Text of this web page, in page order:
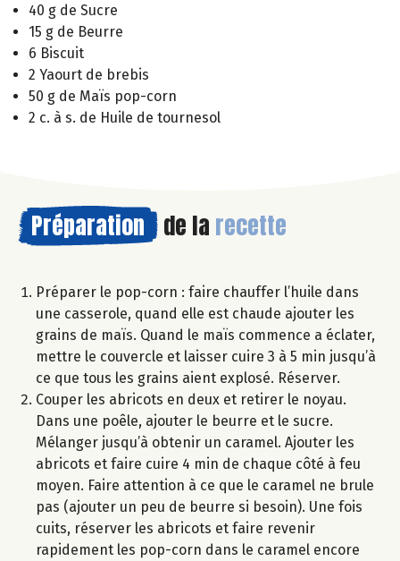
40 g de Sucre
15 g de Beurre
6 Biscuit
2 Yaourt de brebis
50 g de Maïs pop-corn
2 c. à s. de Huile de tournesol
Préparation de la recette
Préparer le pop-corn : faire chauffer l’huile dans
une casserole, quand elle est chaude ajouter les
grains de maïs. Quand le maïs commence a éclater,
mettre le couvercle et laisser cuire 3 à 5 min jusqu’à
ce que tous les grains aient explosé. Réserver.
Couper les abricots en deux et retirer le noyau.
Dans une poêle, ajouter le beurre et le sucre.
Mélanger jusqu’à obtenir un caramel. Ajouter les
abricots et faire cuire 4 min de chaque côté à feu
moyen. Faire attention à ce que le caramel ne brule
pas (ajouter un peu de beurre si besoin). Une fois
cuits, réserver les abricots et faire revenir
rapidement les pop-corn dans le caramel encore